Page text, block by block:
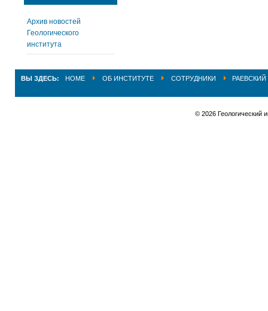
Архив новостей
Геологического
института
ВЫ ЗДЕСЬ: HOME ОБ ИНСТИТУТЕ СОТРУДНИКИ
© 2026 Геологический